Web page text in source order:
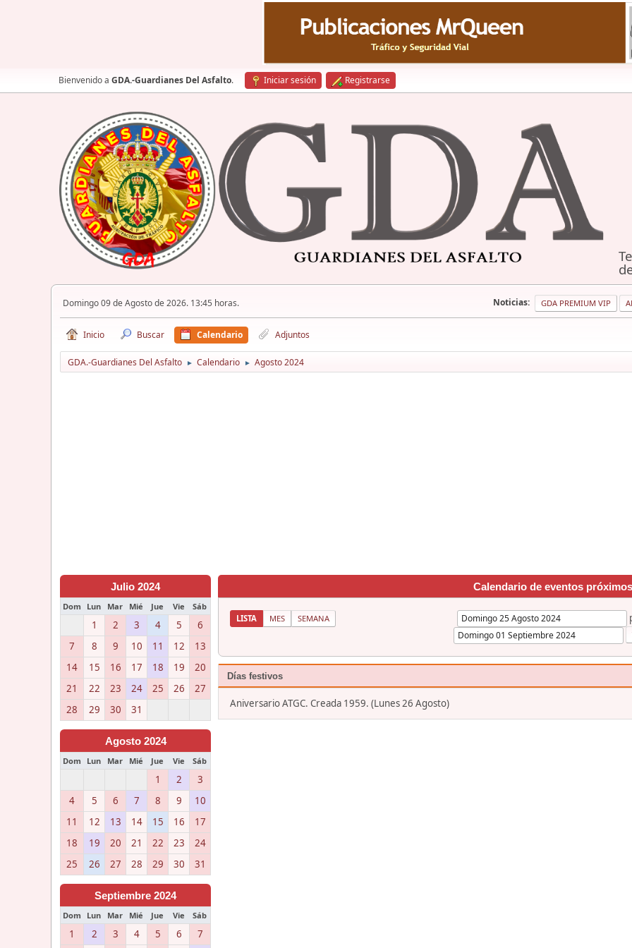
Bienvenido a GDA.-Guardianes Del Asfalto. Iniciar sesión Registrarse
Domingo 09 de Agosto de 2026. 13:45 horas. Noticias: GDA PREMIUM VIP
Inicio Buscar Calendario Adjuntos
GDA.-Guardianes Del Asfalto ► Calendario ► Agosto 2024
Julio 2024
Dom Lun Mar Mié Jue Vie Sáb
1 2 3 4 5
6
7
8 9 10 11 12
13
14
15 16 17 18 19
20
21
22 23 24 25 26
27
28
29 30 31
Agosto 2024
Dom Lun Mar Mié Jue Vie Sáb
1 2
3
4
5 6 7 8 9
10
11
12 13 14 15 16
17
18
19 20 21 22 23
24
25
26 27 28 29 30 31
Septiembre 2024
Dom Lun Mar Mié Jue Vie Sáb
1 2 3 4 5 6 7
Calendario de eventos próximos
LISTA MES SEMANA
Días festivos
Aniversario ATGC. Creada 1959. (Lunes 26 Agosto)